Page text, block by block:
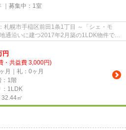
募集中： 1室
円
・共益費 3,000円)
月｜礼：0ヶ月
：1階
：1LDK
㎡